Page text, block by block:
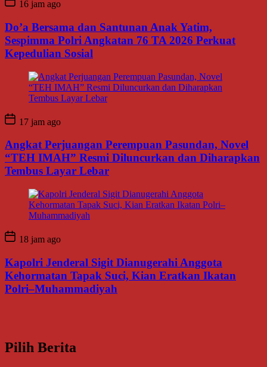
16 jam ago
Do’a Bersama dan Santunan Anak Yatim,
Sespimma Polri Angkatan 76 TA 2026 Perkuat
Kepedulian Sosial
17 jam ago
Angkat Perjuangan Perempuan Pasundan, Novel
“TEH IMAH” Resmi Diluncurkan dan Diharapkan
Tembus Layar Lebar
18 jam ago
Kapolri Jenderal Sigit Dianugerahi Anggota
Kehormatan Tapak Suci, Kian Eratkan Ikatan
Polri–Muhammadiyah
Pilih Berita